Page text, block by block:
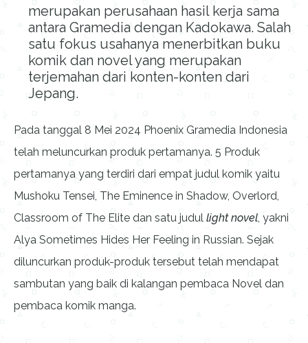
merupakan perusahaan hasil kerja sama
antara Gramedia dengan Kadokawa. Salah
satu fokus usahanya menerbitkan buku
komik dan novel yang merupakan
terjemahan dari konten-konten dari
Jepang.
Pada tanggal 8 Mei 2024 Phoenix Gramedia Indonesia
telah meluncurkan produk pertamanya. 5 Produk
pertamanya yang terdiri dari empat judul komik yaitu
Mushoku Tensei, The Eminence in Shadow, Overlord,
Classroom of The Elite dan satu judul light novel, yakni
Alya Sometimes Hides Her Feeling in Russian. Sejak
diluncurkan produk-produk tersebut telah mendapat
sambutan yang baik di kalangan pembaca Novel dan
pembaca komik manga.